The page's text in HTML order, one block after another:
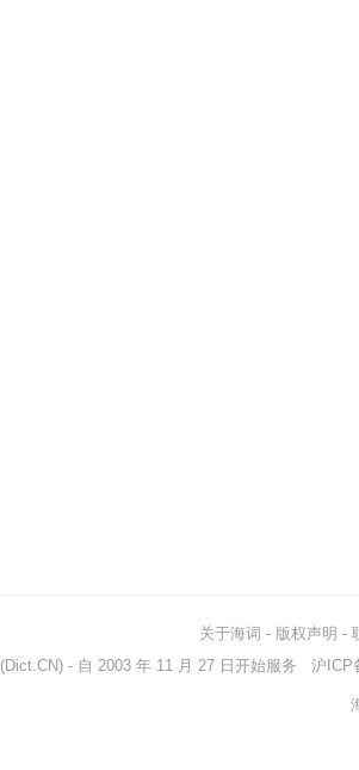
关于海词 - 版权声明 -
(Dict.CN) - 自 2003 年 11 月 27 日开始服务 沪ICP